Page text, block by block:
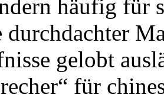
häufig für
durchdachter
gelobt
für